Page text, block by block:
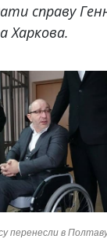
справу
Харкова.
перенесли в